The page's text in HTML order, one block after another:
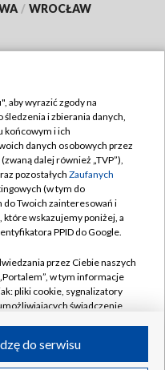
/ WROCŁAW
TVP
aby wyrazić zgody na
i zbierania danych,
końcowym i ich
danych osobowych przez
dalej również „TVP”),
pozostałych Zaufanych
(w tym do
Twoich zainteresowań i
które wskazujemy poniżej, a
PPID do Google.
przez Ciebie naszych
w tym informacje
pliki cookie, sygnalizatory
świadczenie
do serwisu